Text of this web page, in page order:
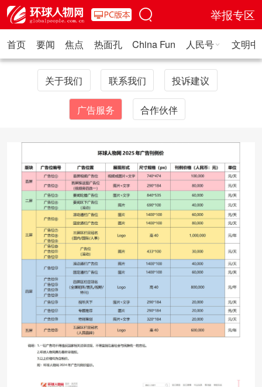
举报专区
首页 要闻 焦点 热面孔 China Fun 人民号
人民日报·人物 人民科普 人民文娱 人民文创 人民艺术
文明
关于我们 联系我们 投诉建议
广告服务 合作伙伴